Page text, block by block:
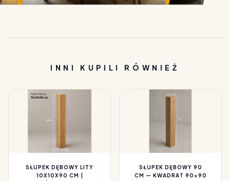
INNI KUPILI RÓWNIEŻ
SŁUPEK DĘBOWY LITY
10X10X90 CM |
SŁUPEK DĘBOWY 90
CM — KWADRAT 90×90